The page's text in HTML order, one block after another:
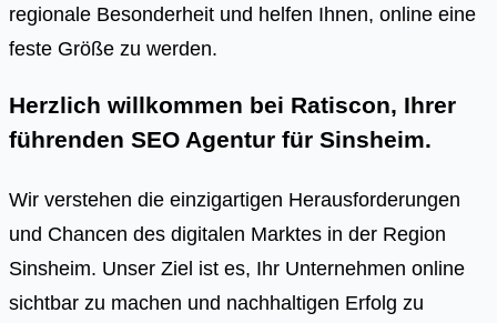
regionale Besonderheit und helfen Ihnen, online eine
feste Größe zu werden.
Herzlich willkommen bei Ratiscon, Ihrer
führenden SEO Agentur für Sinsheim.
Wir verstehen die einzigartigen Herausforderungen
und Chancen des digitalen Marktes in der Region
Sinsheim. Unser Ziel ist es, Ihr Unternehmen online
sichtbar zu machen und nachhaltigen Erfolg zu